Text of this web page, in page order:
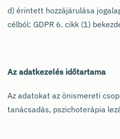
d) érintett hozzájárulása
célból: GDPR 6. cikk (1)
Az adatkezelés időtartama
Az adatokat az önismereti
tanácsadás, pszichoterápia